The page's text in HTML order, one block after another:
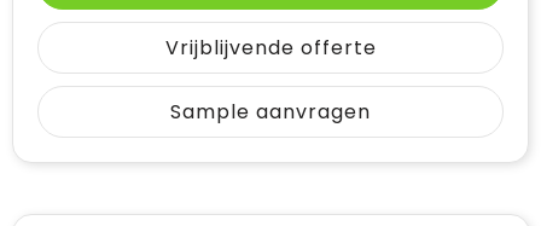
Vrijblijvende offerte
Sample aanvragen